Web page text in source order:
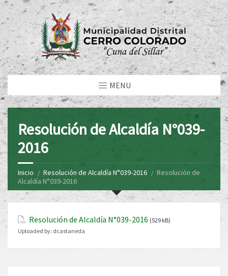
MENU
Resolución de Alcaldía N°039-
2016
Inicio Resolución de Alcaldía N°039-2016
Resolución de
Alcaldía N°039-2016
Resolución de Alcaldía N°039-2016 (529 kB)
Uploaded by: dcastaneda